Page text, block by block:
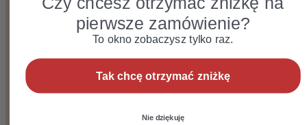
Zapisuję się
Dołączając do listy wyrażasz zgodę na otrzymywanie
Dołączając do listy wyrażam zgodę na otrzymywanie
pierwsze zamówienie?
To okno zobaczysz tylko raz.
Tak chcę otrzymać zniżkę
Nie dziękuję